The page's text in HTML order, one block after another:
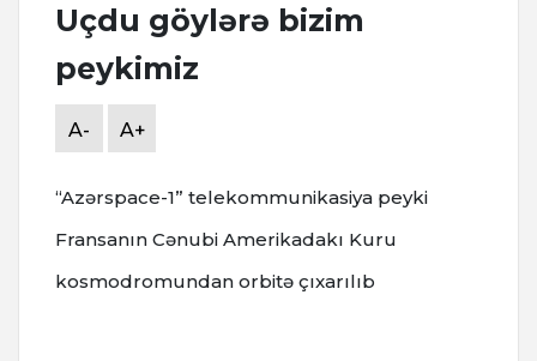
Uçdu göylərə bizim
peykimiz
A- A+
“Azərspace-1” telekommunikasiya peyki
Fransanın Cənubi Amerikadakı Kuru
kosmodromundan orbitə çıxarılıb